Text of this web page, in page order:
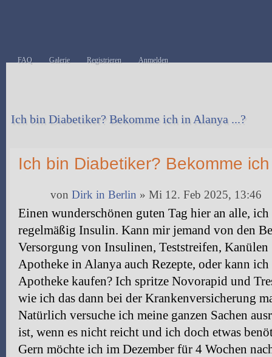
FAQ Galerie Registrieren Anmelden
Ich bin Diabetiker? Bekomme ich in Alanya ...?
Ich bin Diabetiker? Bekomme
von Dirk in Berlin » Mi 12. Feb 2025, 13:46
Einen wunderschönen guten Tag hier an alle,
regelmäßig Insulin. Kann mir jemand von den
Versorgung von Insulinen, Teststreifen,
Apotheke in Alanya auch Rezepte, oder kann
Apotheke kaufen? Ich spritze Novorapid und
wie ich das dann bei der Krankenversicherung
Natürlich versuche ich meine ganzen Sachen
ist, wenn es nicht reicht und ich doch etwas
Gern möchte ich im Dezember für 4 Wochen